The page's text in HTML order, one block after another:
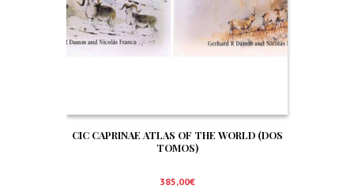
CIC CAPRINAE ATLAS OF THE WORLD (DOS
TOMOS)
385,00€